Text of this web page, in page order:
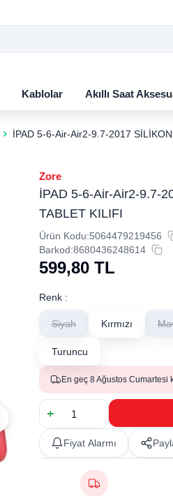
Kablolar Akıllı Saat
İPAD 5-6-Air-Air2-9.7-2017
Zore
İPAD 5-6-Air-Air2-9.7-
TABLET KILIFI
Ürün Kodu:5064479219456
Barkod:8680436248614
599,80 TL
Renk :
Siyah Kırmızı
Turuncu
En geç 8 Ağustos Cumartesi
Fiyat Alarmı